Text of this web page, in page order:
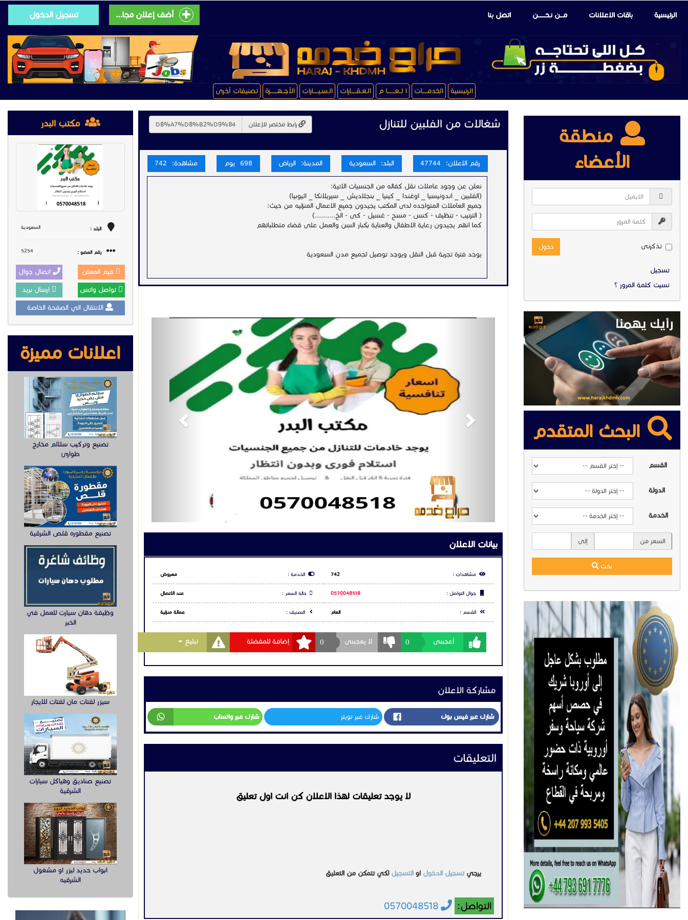
الرئيسية باقات الإعلانات مـــن نـحـــــــن اتصل بنا أضف إعلان مجانى تسجيل الدخول
الرئيسية الخدمـــــات ا لــعـــــــا م الـعـقـــــارات الـسـيـــــارات الأجــهـــــــزة تصنيفات أخرى
منطقة
الأعضاء
تذكرنى دخول
تسجيل
نسيت كلمة المرور ؟
البحث المتقدم
القسم
الدولة
الخدمة
السعر من إلى
بحث
شغالات من الفلبين للتنازل رابط مختصر للإعلان
رقم الاعلان: 47744 البلد: السعودية المدينة: الرياض 698 يوم مشاهدة: 742
نعلن عن وجود عاملات نقل كفاله من الجنسيات الاتية:
(الفلبين _ اندونيسيا _ اوغندا _ كينيا _ بنجلاديش _ سيريلانكا _ اثيوبيا)
جميع العاملات المتواجده لدى المكتب يجيدون جميع الاعمال المنزليه من حيث:
( الترتيب - تنظيف - كنس - مسح - غسيل - كى - الخ..........)
كما انهم يجيدون رعاية الاطفال والعناية بكبار السن والعمل على قضاء متطلباتهم
يوجد فترة تجربة قبل النقل ويوجد توصيل لجميع مدن السعودية
كما نستقبل جميع العاملات تحت اى ظرف ونقوم بتجهيزها للعمل وتوفير المكان المناسب حسب مهارات كل عامله
بيانات الاعلان
مشاهدات : 742 الخدمة : معروض
جوال التواصل : 0570048518 حالة السعر : عند الاتصال
القسم : العام التصنيف : عمالة منزلية
أعجبنى 0 لا يعجبنى 0 إضافة للمفضلة تبليغ Toggle Dropdown
مشاركة الاعلان
شارك عبر فيس بوك شارك عبر تويتر شارك عبر واتساب
التعليقات
لا يوجد تعليقات لهذا الاعلان كن انت اول تعليق
يرجيتسجيل الدخول او التسجيل لكي تتمكن من التعليق
التواصل: 0570048518
مكتب البدر
البلد : السعودية
رقم العضو : 5254
قيم المعلن اتصال جوال
تواصل واتس ارسال بريد
الانتقال الي الصفحة الخاصة
اعلانات مميزة
تصنيع وتركيب سلالم مخارج
طوارئ
تصنيع مقطوره قلص الشرقية
وظيفة دهان سيارت للعمل في
الخبر
سيزر لفتات مان لفتات للايجار
تصنيع صناديق وهياكل سيارات
الشرقية
ابواب حديد ليزر او مشغول
الشرقيه